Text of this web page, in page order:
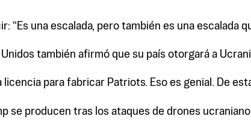
“Es una escalada, pero también es una escalada
también afirmó que su país otorgará a
licencia para fabricar ‌Patriots. Eso es genial. De
se producen tras los ataques de drones